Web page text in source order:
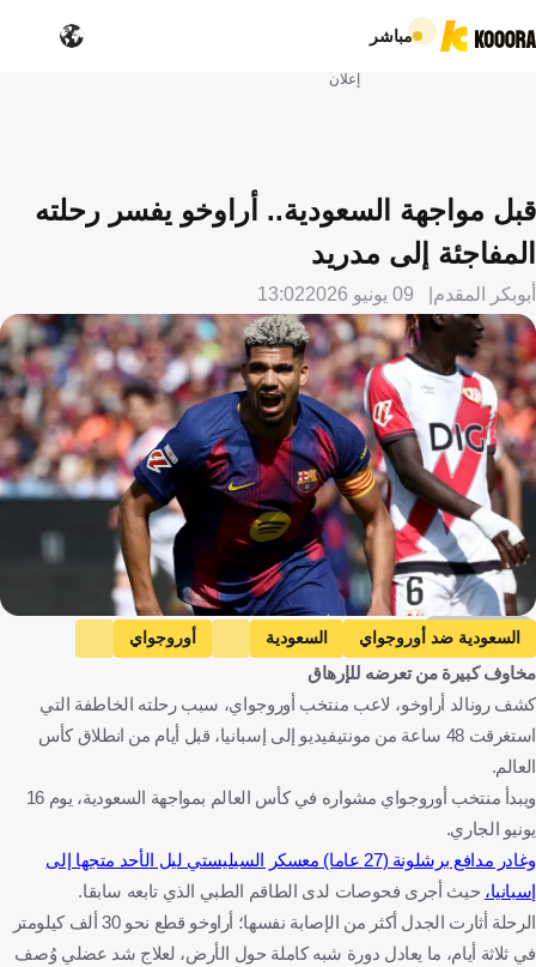
مباشر
إعلان
قبل مواجهة السعودية.. أراوخو يفسر رحلته
المفاجئة إلى مدريد
أبوبكر المقدم 09 يونيو 2026 13:02
Getty Images
السعودية ضد أوروجواي السعودية
أوروجواي
كأس العالم
رونالد أراوخو
الولايات المتحدة
كرة قدم
مخاوف كبيرة من تعرضه للإرهاق
كشف رونالد أراوخو، لاعب منتخب أوروجواي، سبب رحلته الخاطفة التي
استغرقت 48 ساعة من مونتيفيديو إلى إسبانيا، قبل أيام من انطلاق كأس
العالم.
ويبدأ منتخب أوروجواي مشواره في كأس العالم بمواجهة السعودية، يوم 16
يونيو الجاري.
وغادر مدافع برشلونة (27 عاما) معسكر السيليستي ليل الأحد متجها إلى
إسبانيا، حيث أجرى فحوصات لدى الطاقم الطبي الذي تابعه سابقا.
الرحلة أثارت الجدل أكثر من الإصابة نفسها؛ أراوخو قطع نحو 30 ألف كيلومتر
في ثلاثة أيام، ما يعادل دورة شبه كاملة حول الأرض، لعلاج شد عضلي وُصف